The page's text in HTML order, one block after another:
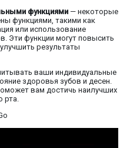
функциями — некоторые
функциями, такими как
или использование
Эти функции могут повысить
результаты
ваши индивидуальные
здоровья зубов и десен.
вам достичь наилучших
рта.